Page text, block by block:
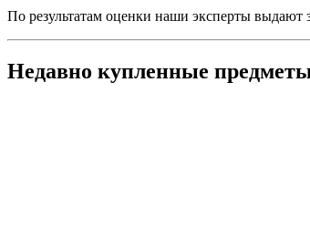
По результатам оценки наши эксперты
Недавно купленные